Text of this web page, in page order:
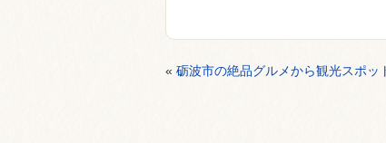
« 砺波市の絶品グルメから観光スポッ